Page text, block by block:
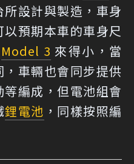
設計與製造，車身
預期本車的車身尺
Model 3 來得小，當
車輛也會同步提供
編成，但電池組會
鋰電池 ，同樣按照編